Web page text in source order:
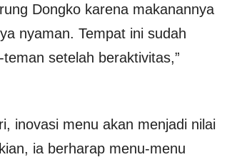
Dongko karena makanannya
nyaman. Tempat ini sudah
setelah beraktivitas,”
inovasi menu akan menjadi nilai
ia berharap menu-menu